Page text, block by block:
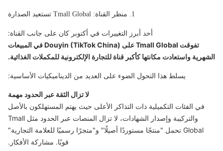
1. منظر القناة: Tmall Global تستعيد الصدارة
أحد أبرز التغييرات في أكتوبر كان على جانب القناة:
تفوقت Tmall Global على Douyin (TikTok China) في المبيعات
الشهرية واستعادت مكانتها كأكبر قناة للتجارة الإلكترونية للمكملات الغذائية.
يسلط هذا التحول الضوء على العديد من الديناميكيات الأساسية:
لا تزال الثقة عبر الحدود مهمة
في الفئات التكميلية ذات التذاكر الأعلى حيث يهتم المستهلكون بالأصل
والتركيبة وإصدار الشهادات، لا تزال المنصات عبر الحدود مثل Tmall
Global تحمل "منتجًا مستوردًا أصيلًا" و"متجرًا رسميًا للعلامة التجارية"
قويًا. مشاركة الأفكار.